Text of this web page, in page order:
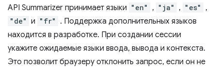
API Summarizer принимает языки "en" , "ja" , "es" ,
"de" и "fr"
. Поддержка дополнительных языков
находится в разработке. При создании сессии
укажите ожидаемые языки ввода, вывода и контекста.
Это позволит браузеру отклонить запрос, если он не